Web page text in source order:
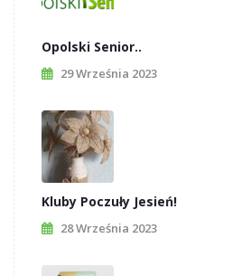
Opolski Senior..
29 Września 2023
Kluby Poczuły Jesień!
28 Września 2023